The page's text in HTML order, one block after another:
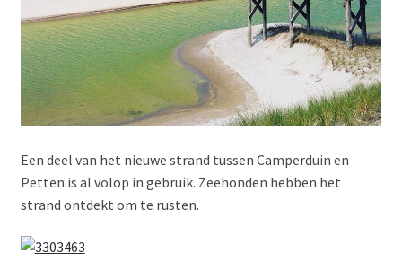
Een deel van het nieuwe strand tussen Camperduin en
Petten is al volop in gebruik. Zeehonden hebben het
strand ontdekt om te rusten.